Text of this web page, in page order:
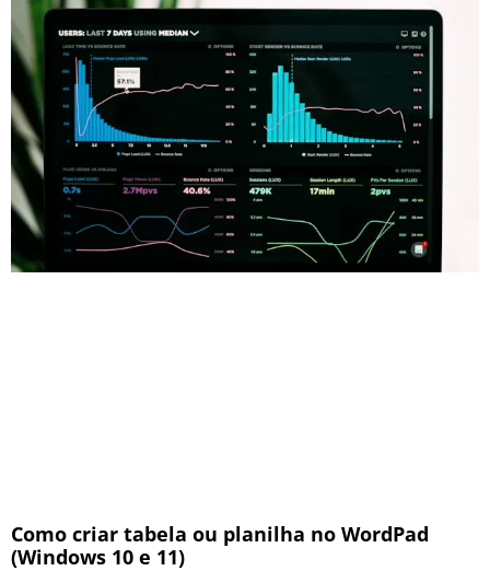
Como criar tabela ou planilha no WordPad
(Windows 10 e 11)